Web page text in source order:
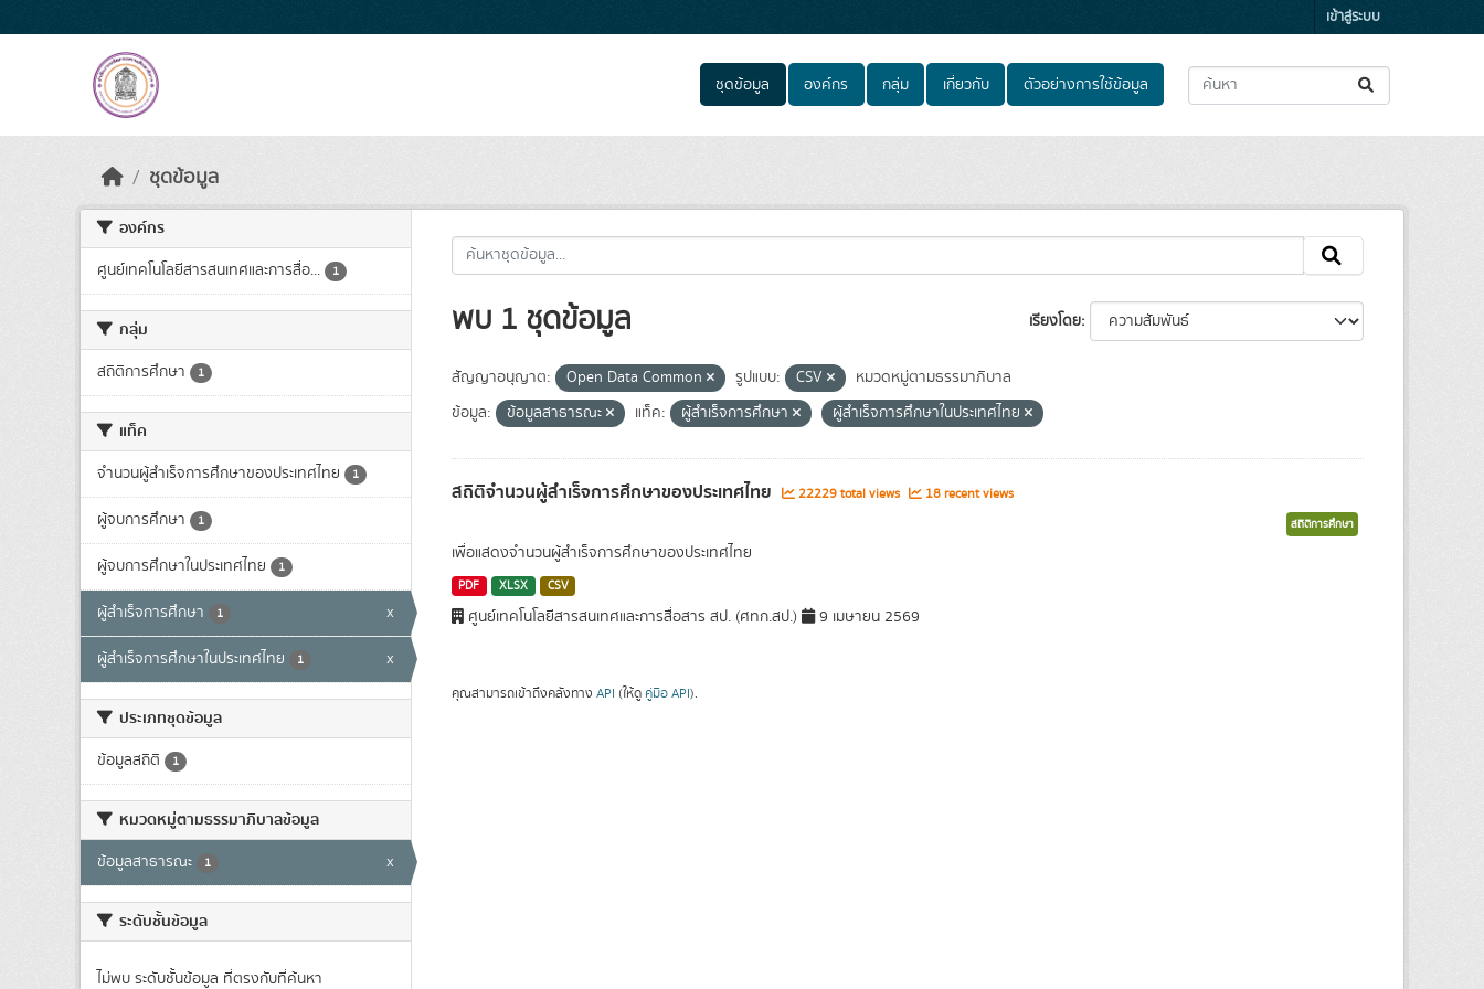
เข้าสู่ระบบ
ชุดข้อมูล องค์กร กลุ่ม เกี่ยวกับ ตัวอย่างการใช้ข้อมูล
ชุดข้อมูล
องค์กร
ศูนย์เทคโนโลยีสารสนเทศและการสื่อ... 1
กลุ่ม
สถิติการศึกษา 1
แท็ค
จำนวนผู้สำเร็จการศึกษาของประเทศไทย 1
ผู้จบการศึกษา 1
ผู้จบการศึกษาในประเทศไทย 1
ผู้สำเร็จการศึกษา 1 x
ผู้สำเร็จการศึกษาในประเทศไทย 1 x
ประเภทชุดข้อมูล
ข้อมูลสถิติ 1
หมวดหมู่ตามธรรมาภิบาลข้อมูล
ข้อมูลสาธารณะ 1 x
ระดับชั้นข้อมูล
ไม่พบ ระดับชั้นข้อมูล ที่ตรงกับที่ค้นหา
เรียงโดย
พบ 1 ชุดข้อมูล
สัญญาอนุญาต: Open Data Common รูปแบบ: CSV
หมวดหมู่ตามธรรมาภิบาล
ข้อมูล:
ข้อมูลสาธารณะ แท็ค: ผู้สำเร็จการศึกษา ผู้สำเร็จการศึกษาในประเทศไทย
สถิติจำนวนผู้สำเร็จการศึกษาของประเทศไทย 22229 total views 18 recent views
สถิติการศึกษา
เพื่อแสดงจำนวนผู้สำเร็จการศึกษาของประเทศไทย
PDF XLSX CSV
ศูนย์เทคโนโลยีสารสนเทศและการสื่อสาร สป. (ศทก.สป.) 9 เมษายน 2569
คุณสามารถเข้าถึงคลังทาง API (ให้ดู คู่มือ API).